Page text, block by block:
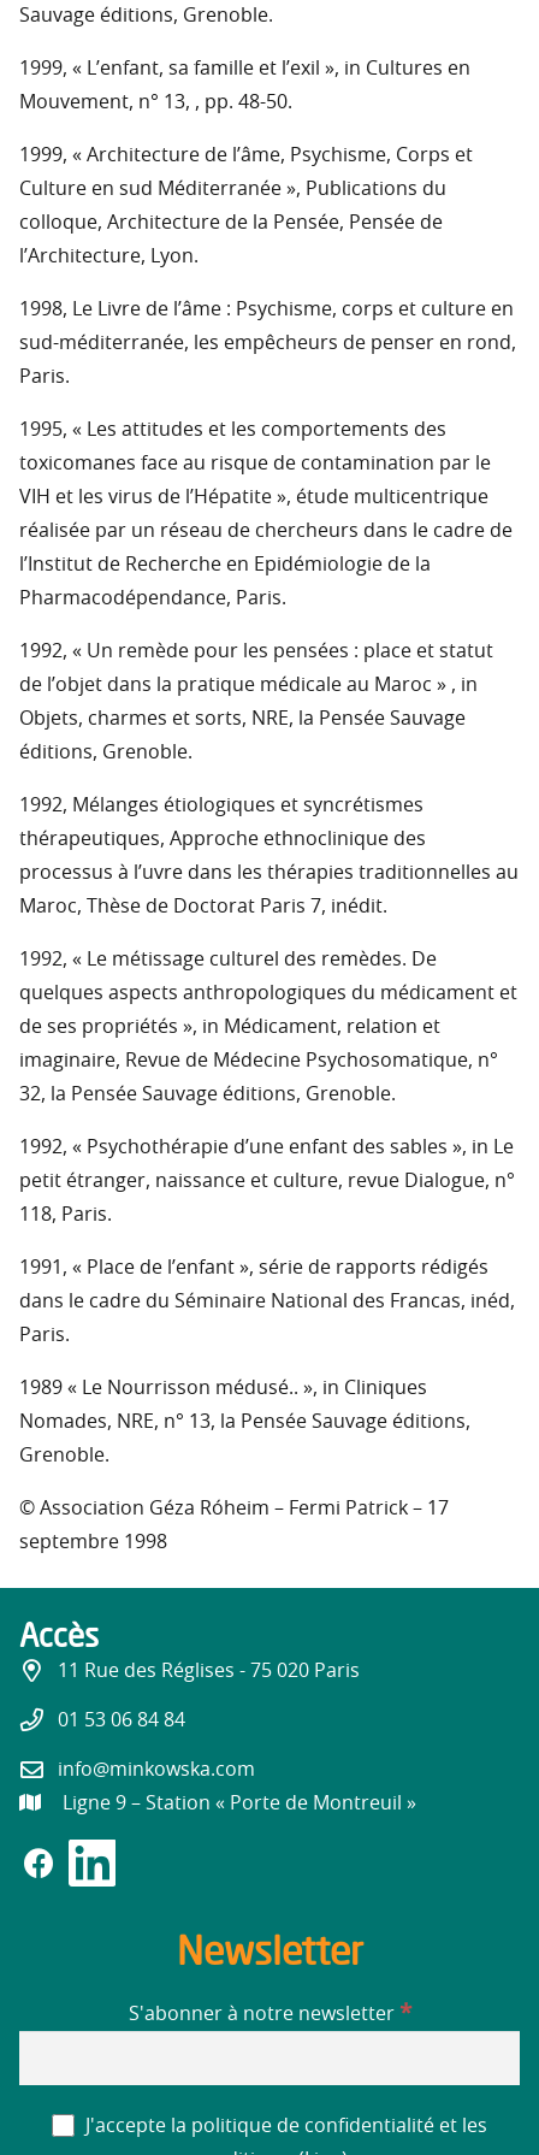
Sauvage éditions, Grenoble.
1999, « L’enfant, sa famille et l’exil », in Cultures en
Mouvement, n° 13, , pp. 48-50.
1999, « Architecture de l’âme, Psychisme, Corps et
Culture en sud Méditerranée », Publications du
colloque, Architecture de la Pensée, Pensée de
l’Architecture, Lyon.
1998, Le Livre de l’âme : Psychisme, corps et culture en
sud-méditerranée, les empêcheurs de penser en rond,
Paris.
1995, « Les attitudes et les comportements des
toxicomanes face au risque de contamination par le
VIH et les virus de l’Hépatite », étude multicentrique
réalisée par un réseau de chercheurs dans le cadre de
l’Institut de Recherche en Epidémiologie de la
Pharmacodépendance, Paris.
1992, « Un remède pour les pensées : place et statut
de l’objet dans la pratique médicale au Maroc » , in
Objets, charmes et sorts, NRE, la Pensée Sauvage
éditions, Grenoble.
1992, Mélanges étiologiques et syncrétismes
thérapeutiques, Approche ethnoclinique des
processus à l’uvre dans les thérapies traditionnelles au
Maroc, Thèse de Doctorat Paris 7, inédit.
1992, « Le métissage culturel des remèdes. De
quelques aspects anthropologiques du médicament et
de ses propriétés », in Médicament, relation et
imaginaire, Revue de Médecine Psychosomatique, n°
32, la Pensée Sauvage éditions, Grenoble.
1992, « Psychothérapie d’une enfant des sables », in Le
petit étranger, naissance et culture, revue Dialogue, n°
118, Paris.
1991, « Place de l’enfant », série de rapports rédigés
dans le cadre du Séminaire National des Francas, inéd,
Paris.
1989 « Le Nourrisson médusé.. », in Cliniques
Nomades, NRE, n° 13, la Pensée Sauvage éditions,
Grenoble.
© Association Géza Róheim – Fermi Patrick – 17
septembre 1998
Accès
11 Rue des Réglises - 75 020 Paris
01 53 06 84 84
info@minkowska.com
Ligne 9 – Station « Porte de Montreuil »
Newsletter
S'abonner à notre newsletter *
J'accepte la politique de confidentialité et les